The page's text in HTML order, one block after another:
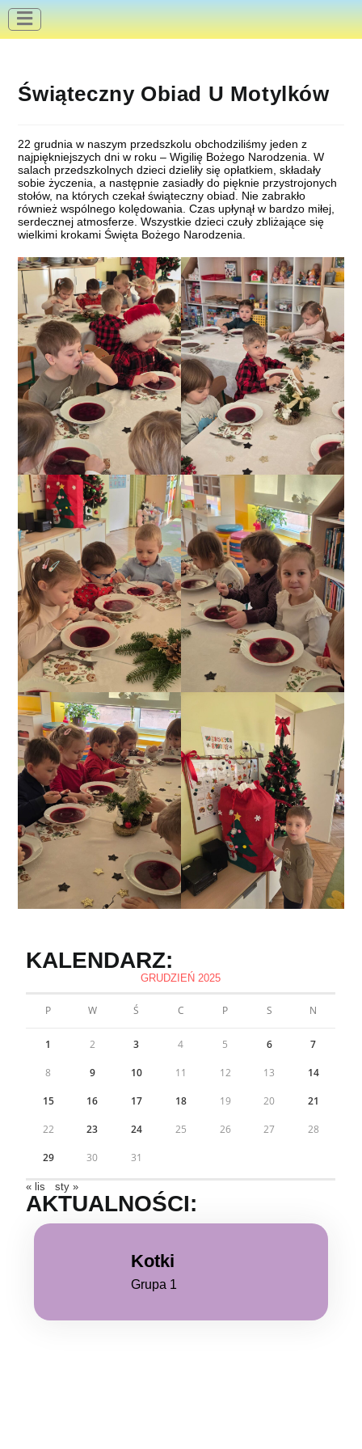
treści
Świąteczny Obiad U Motylków
22 grudnia w naszym przedszkolu obchodziliśmy jeden z
najpiękniejszych dni w roku – Wigilię Bożego Narodzenia. W
salach przedszkolnych dzieci dzieliły się opłatkiem, składały
sobie życzenia, a następnie zasiadły do pięknie przystrojonych
stołów, na których czekał świąteczny obiad. Nie zabrakło
również wspólnego kolędowania. Czas upłynął w bardzo miłej,
serdecznej atmosferze. Wszystkie dzieci czuły zbliżające się
wielkimi krokami Święta Bożego Narodzenia.
KALENDARZ:
GRUDZIEŃ 2025
P W Ś C P S N
1 2 3 4 5 6 7
8 9 10 11 12 13 14
15 16 17 18 19 20 21
22 23 24 25 26 27 28
29 30 31
« lis sty »
AKTUALNOŚCI:
Kotki
Grupa 1